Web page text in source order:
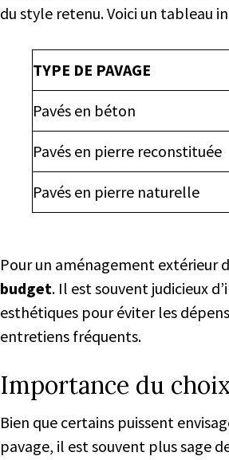
du style retenu. Voici un tableau
TYPE DE PAVAGE
Pavés en béton
Pavés en pierre reconstituée
Pavés en pierre naturelle
Pour un aménagement extérieur
budget. Il est souvent judicieux
esthétiques pour éviter les
entretiens fréquents.
Importance du
Bien que certains puissent
pavage, il est souvent plus sage